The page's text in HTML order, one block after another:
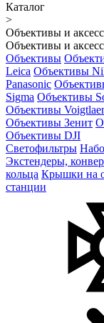
Каталог
>
Объективы и
Объективы и
Объективы
Leica Объективы
Panasonic
Sigma Объективы
Объективы
Объективы Зенит
Объективы DJI
Светофильтры
Экстендеры,
кольца Крышки на
станции